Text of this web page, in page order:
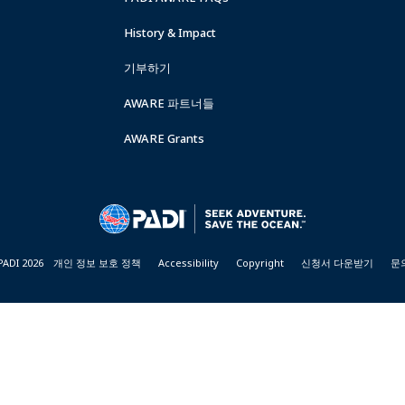
History & Impact
기부하기
AWARE 파트너들
AWARE Grants
2026 개인 정보 보호 정책 Accessibility Copyright 신청서 다운받기 문